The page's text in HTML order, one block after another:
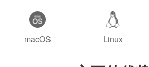
macOS Linux